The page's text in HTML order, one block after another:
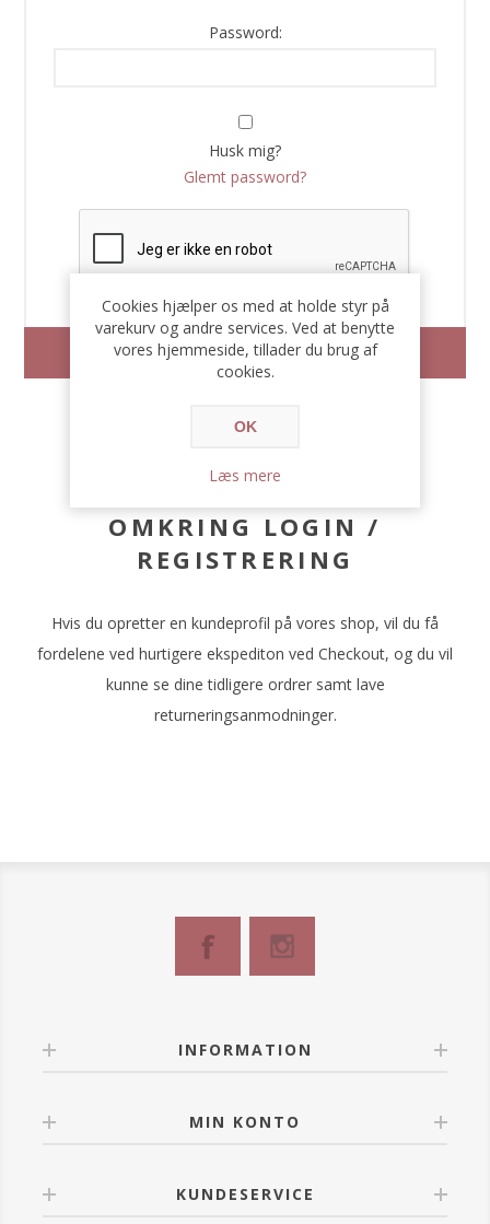
Password:
Husk mig?
Glemt password?
OMKRING LOGIN /
REGISTRERING
Hvis du opretter en kundeprofil på vores shop, vil du få
fordelene ved hurtigere ekspediton ved Checkout, og du vil
kunne se dine tidligere ordrer samt lave
returneringsanmodninger.
INFORMATION
MIN KONTO
KUNDESERVICE
Cookies hjælper os med at holde styr på
varekurv og andre services. Ved at benytte
vores hjemmeside, tillader du brug af
cookies.
OK
Læs mere